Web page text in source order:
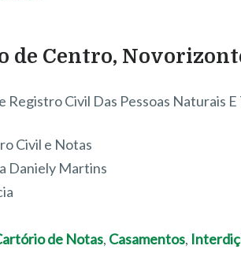
de Centro,
Registro Civil Das Pessoas Naturais
Civil e Notas
Daniely Martins
de Notas, Casamentos,